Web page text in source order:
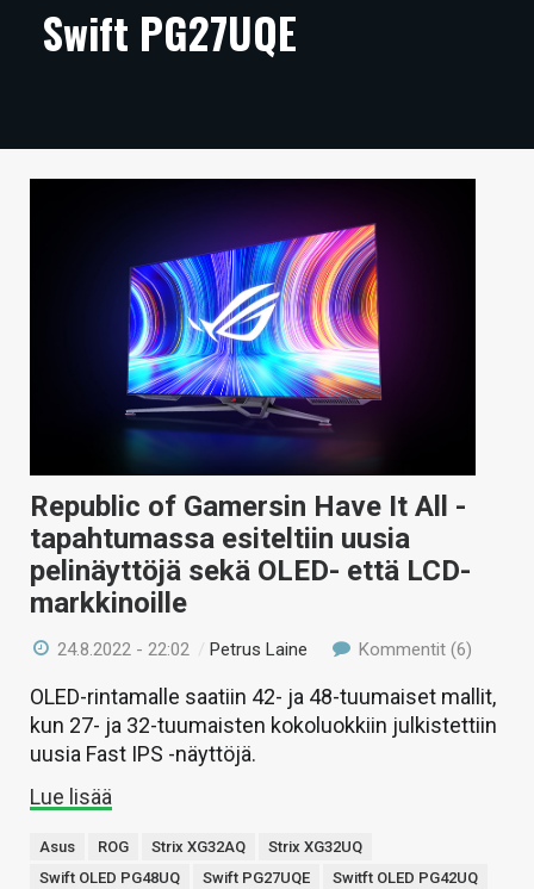
ARTIKKELIT
TECHBBS
VAIHDA TEEMA
HAKU
Swift PG27UQE
Republic of Gamersin Have It All -
tapahtumassa esiteltiin uusia
pelinäyttöjä sekä OLED- että LCD-
markkinoille
24.8.2022 - 22:02 / Petrus Laine Kommentit (6)
OLED-rintamalle saatiin 42- ja 48-tuumaiset mallit,
kun 27- ja 32-tuumaisten kokoluokkiin julkistettiin
uusia Fast IPS -näyttöjä.
Lue lisää
Asus ROG Strix XG32AQ
Strix XG32UQ
Swift OLED PG48UQ
Swift PG27UQE Switft OLED PG42UQ